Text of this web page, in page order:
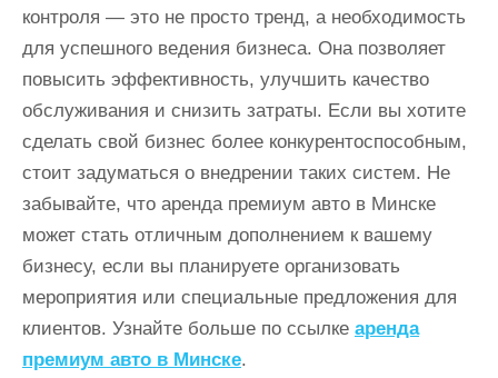
контроля — это не просто тренд, а необходимость
для успешного ведения бизнеса. Она позволяет
повысить эффективность, улучшить качество
обслуживания и снизить затраты. Если вы хотите
сделать свой бизнес более конкурентоспособным,
стоит задуматься о внедрении таких систем. Не
забывайте, что аренда премиум авто в Минске
может стать отличным дополнением к вашему
бизнесу, если вы планируете организовать
мероприятия или специальные предложения для
клиентов. Узнайте больше по ссылке аренда
премиум авто в Минске.